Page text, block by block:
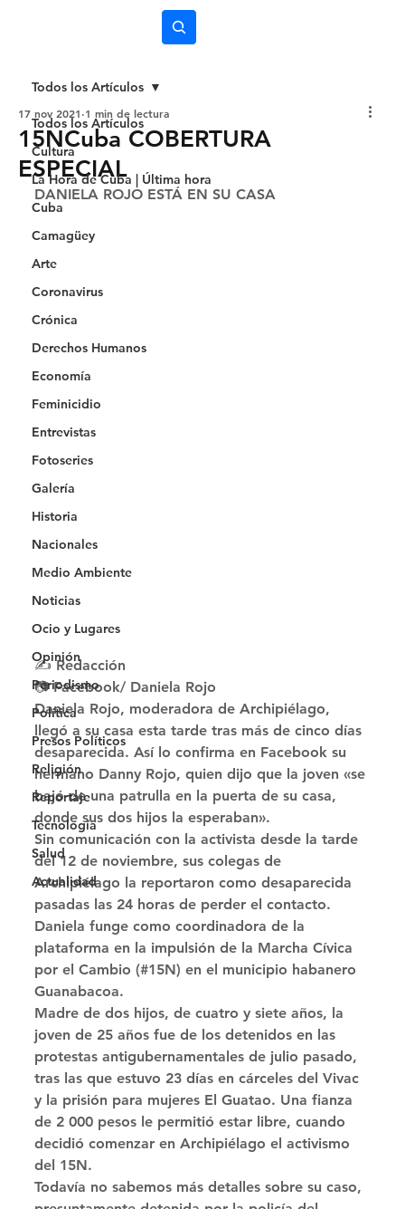
Todos los Artículos
Cultura
La Hora de Cuba | Última hora
Cuba
Camagüey
Arte
Coronavirus
Crónica
Derechos Humanos
Economía
Feminicidio
Entrevistas
Fotoseries
Galería
Historia
Nacionales
Medio Ambiente
Noticias
Ocio y Lugares
Opinión
Periodismo
Política
Presos Políticos
Religión
Reportaje
Tecnología
Salud
Actualidad
Todos los Artículos
15NCuba COBERTURA
ESPECIAL
17 nov 2021 1 min de lectura
DANIELA ROJO ESTÁ EN SU CASA
✍ Redacción
📷 Facebook/ Daniela Rojo
Daniela Rojo, moderadora de Archipiélago,
llegó a su casa esta tarde tras más de cinco días
desaparecida. Así lo confirma en Facebook su
hermano Danny Rojo, quien dijo que la joven «se
bajó de una patrulla en la puerta de su casa,
donde sus dos hijos la esperaban».
Sin comunicación con la activista desde la tarde
del 12 de noviembre, sus colegas de
Archipiélago la reportaron como desaparecida
pasadas las 24 horas de perder el contacto.
Daniela funge como coordinadora de la
plataforma en la impulsión de la Marcha Cívica
por el Cambio (#15N) en el municipio habanero
Guanabacoa.
Madre de dos hijos, de cuatro y siete años, la
joven de 25 años fue de los detenidos en las
protestas antigubernamentales de julio pasado,
tras las que estuvo 23 días en cárceles del Vivac
y la prisión para mujeres El Guatao. Una fianza
de 2 000 pesos le permitió estar libre, cuando
decidió comenzar en Archipiélago el activismo
del 15N.
Todavía no sabemos más detalles sobre su caso,